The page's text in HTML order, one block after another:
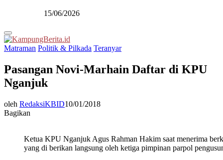
15/06/2026
Primary
Menu
Matraman Politik & Pilkada Teranyar
Pasangan Novi-Marhain Daftar di KPU
Nganjuk
oleh RedaksiKBID10/01/2018
Bagikan
Ketua KPU Nganjuk Agus Rahman Hakim saat menerima
yang di berikan langsung oleh ketiga pimpinan parpol